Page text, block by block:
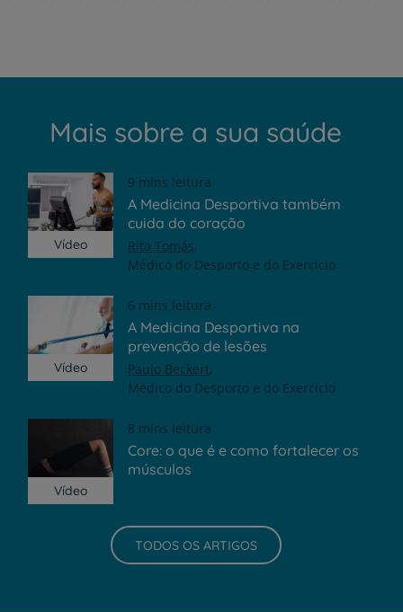
Mais sobre a sua saúde
Vídeo
9 mins leitura
A Medicina Desportiva também
cuida do coração
Rita Tomás
Médico do Desporto e do Exercício
Vídeo
6 mins leitura
A Medicina Desportiva na
prevenção de lesões
Paulo Beckert
Médico do Desporto e do Exercício
Vídeo
8 mins leitura
Core: o que é e como fortalecer os
músculos
TODOS OS ARTIGOS